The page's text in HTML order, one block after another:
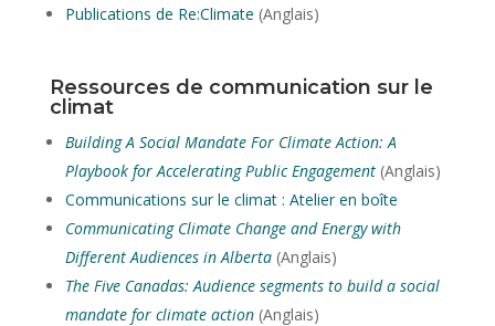
Publications de Re:Climate (Anglais)
Ressources de communication sur le
climat
Building A Social Mandate For Climate Action: A
Playbook for Accelerating Public Engagement (Anglais)
Communications sur le climat : Atelier en boîte
Communicating Climate Change and Energy with
Different Audiences in Alberta (Anglais)
The Five Canadas: Audience segments to build a social
mandate for climate action(Anglais)